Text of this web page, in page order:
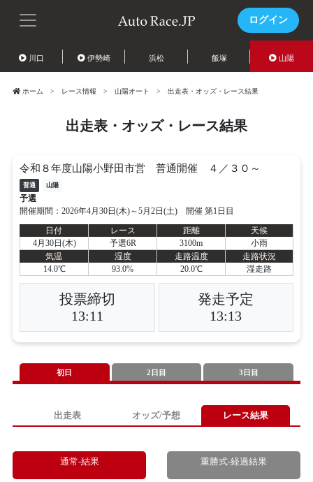
ログイン
川口 伊勢崎 浜松 飯塚 山陽
ホーム レース情報 山陽オート 出走表・オッズ・レース結果
出走表・オッズ・レース結果
令和８年度山陽小野田市営 普通開催 ４／３０～
普通 山陽
予選
開催期間：2026年4月30日(木)～5月2日(土) 開催 第1日目
日付
レース 距離
天候
4月30日(木)
予選6R 3100m
小雨
気温
湿度 走路温度
走路状況
14.0℃
93.0% 20.0℃ 湿走路
投票締切
13:11
発走予定
13:13
初日 2日目 3日目
出走表 オッズ/予想 レース結果
通常-結果 重勝式-経過結果